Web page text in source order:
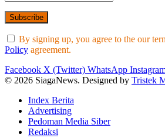
By signing up, you agree to the our
Policy agreement.
Facebook X (Twitter) WhatsApp
© 2026 SiagaNews. Designed by Tristek
Index Berita
Advertising
Pedoman Media Siber
Redaksi